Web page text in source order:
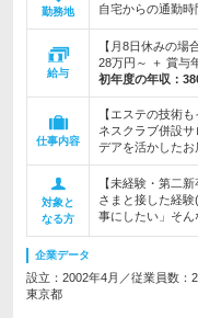
勤務地
自宅からの通勤
給与
【月8日休みの
28万円～ ＋ 賞与
初年度の年収：
仕事内容
【エステの技術
ネスクラブ併設
デアを活かしたお
対象と
なる方
【未経験・第二
さまと接した経
事にしたい」そん
企業データ
設立：2002年4月／従業員数：
東京都